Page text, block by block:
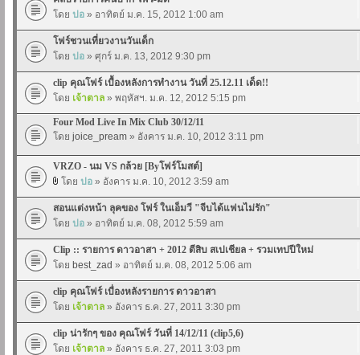
โดย ปอ » อาทิตย์ ม.ค. 15, 2012 1:00 am
โฟร์ชวนเที่ยวงานวันเด็ก
โดย ปอ » ศุกร์ ม.ค. 13, 2012 9:30 pm
clip คุณโฟร์ เบื้องหลังการทำงาน วันที่ 25.12.11 เด็ด!!
โดย เจ้าตาล » พฤหัสฯ. ม.ค. 12, 2012 5:15 pm
Four Mod Live In Mix Club 30/12/11
โดย joice_pream » อังคาร ม.ค. 10, 2012 3:11 pm
VRZO - นม VS กล้วย [Byโฟร์โมสต์]
โดย ปอ » อังคาร ม.ค. 10, 2012 3:59 am
สอนแต่งหน้า ลุคของ โฟร์ ในเอ็มวี "จีบได้แฟนไม่รัก"
โดย ปอ » อาทิตย์ ม.ค. 08, 2012 5:59 am
Clip :: รายการ ดาวอาสา + 2012 ตีสิบ สเปเชียล + รวมเทปปีใหม่
โดย best_zad » อาทิตย์ ม.ค. 08, 2012 5:06 am
clip คุณโฟร์ เบื่องหลังรายการ ดาวอาสา
โดย เจ้าตาล » อังคาร ธ.ค. 27, 2011 3:30 pm
clip น่ารักๆ ของ คุณโฟร์ วันที่ 14/12/11 (clip5,6)
โดย เจ้าตาล » อังคาร ธ.ค. 27, 2011 3:03 pm